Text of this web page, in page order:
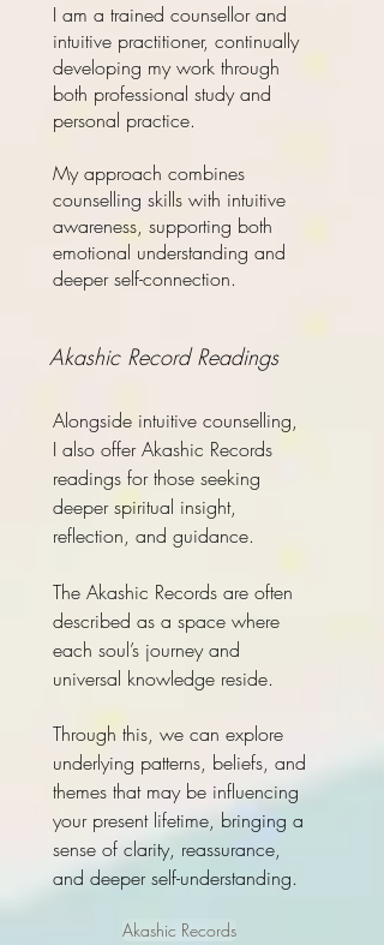
I am a trained counsellor and
intuitive practitioner, continually
developing my work through
both professional study and
personal practice.
My approach combines
counselling skills with intuitive
awareness, supporting both
emotional understanding and
deeper self-connection.
Akashic Record Readings
Alongside intuitive counselling,
I also offer Akashic Records
readings for those seeking
deeper spiritual insight,
reflection, and guidance.
The Akashic Records are often
described as a space where
each soul’s journey and
universal knowledge reside.
Through this, we can explore
underlying patterns, beliefs, and
themes that may be influencing
your present lifetime, bringing a
sense of clarity, reassurance,
and deeper self-understanding.
Akashic Records